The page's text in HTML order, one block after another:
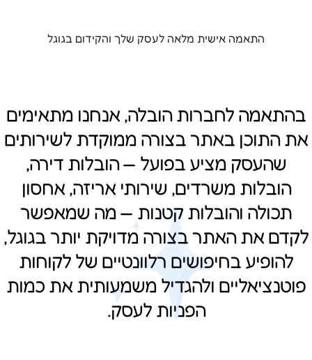
התאמה אישית מלאה לעסק שלך והקידום בגוגל
בהתאמה לחברות הובלה, אנחנו מתאימים
את התוכן באתר בצורה ממוקדת לשירותים
שהעסק מציע בפועל — הובלות דירה,
הובלות משרדים, שירותי אריזה, אחסון
תכולה והובלות קטנות — מה שמאפשר
לקדם את האתר בצורה מדויקת יותר בגוגל,
להופיע בחיפושים רלוונטיים של לקוחות
פוטנציאליים ולהגדיל משמעותית את כמות
הפניות לעסק.